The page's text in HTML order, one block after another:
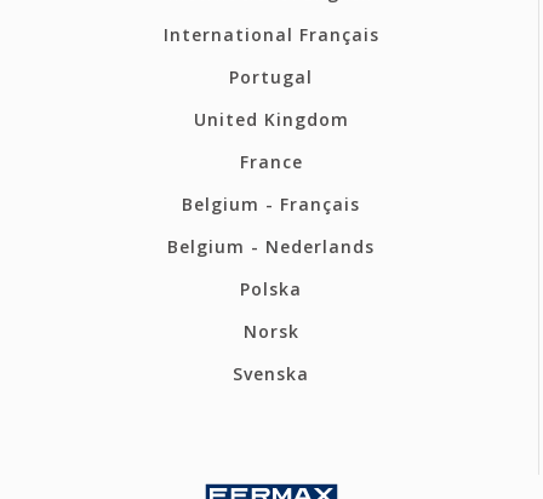
International Français
Portugal
United Kingdom
France
Belgium - Français
Belgium - Nederlands
Polska
Norsk
Svenska